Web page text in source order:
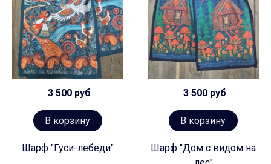
3 500 руб
В корзину
Шарф "Гуси-лебеди"
3 500 руб
В корзину
Шарф "Дом с видом на